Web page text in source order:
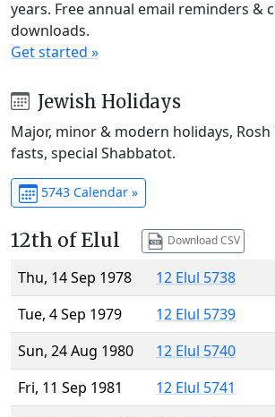
years. Free annual email reminders &
downloads.
Get started »
Jewish Holidays
Major, minor & modern holidays,
fasts, special Shabbatot.
5743 Calendar »
12th of Elul Download CSV
Thu, 14 Sep 1978
12 Elul 5738
Tue, 4 Sep 1979
12 Elul 5739
Sun, 24 Aug 1980
12 Elul 5740
Fri, 11 Sep 1981
12 Elul 5741